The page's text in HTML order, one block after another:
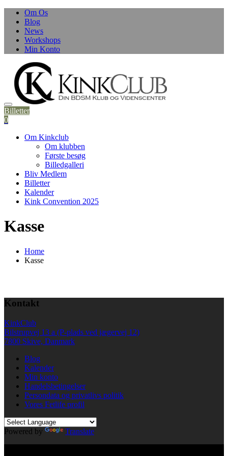
Skip
content
Om Os
Blog
News
Workshops
Min Konto
Billetter
0
Om Kinkclub
Om klubben
Første besøg
Billedgalleri
Bliv Medlem
Billetter
Kalender
Kink Convention 2025
Kasse
Home
Kasse
Kontakt
KinkClub
Bilstrupvej 13 a (P-plads ved jægervej 12)
7800 Skive, Danmark
Blog
Kalender
Min konto
Handelsbetingelser
Persondata og privatlivs politik
Vores Fetlife profil
Powered by
Translate